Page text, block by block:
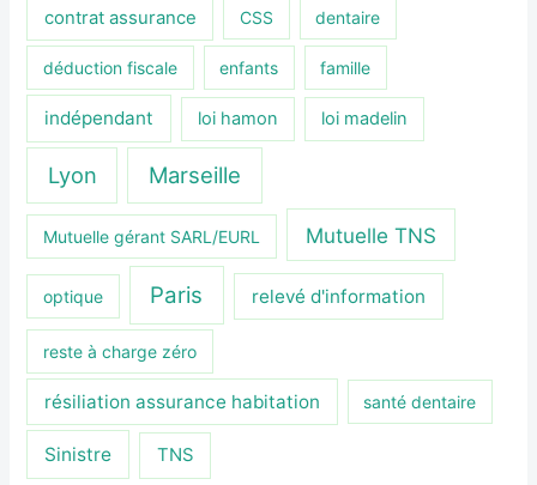
contrat assurance CSS dentaire
déduction fiscale enfants famille
indépendant loi hamon loi madelin
Lyon Marseille
Mutuelle gérant SARL/EURL Mutuelle TNS
optique Paris relevé d'information
reste à charge zéro
résiliation assurance habitation santé dentaire
Sinistre TNS